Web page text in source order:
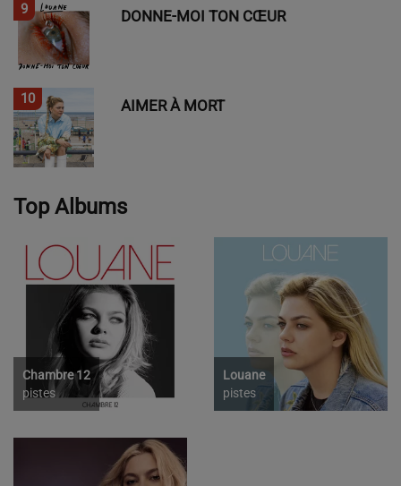
9 DONNE-MOI TON CŒUR
10 AIMER À MORT
Top Albums
Chambre 12
pistes
Louane
pistes